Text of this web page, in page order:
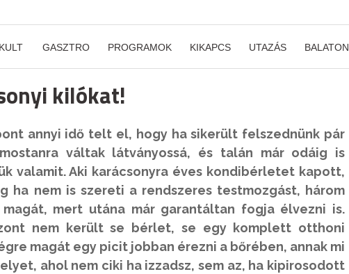
KULT GASZTRO PROGRAMOK KIKAPCS UTAZÁS BALATON
kilókat!
annyi idő telt el, hogy ha sikerült felszednünk pár
váltak látványossá, és talán már odáig is
valamit. Aki karácsonyra éves kondibérletet kapott,
ha nem is szereti a rendszeres testmozgást, három
magát, mert utána már garantáltan fogja élvezni is.
nem került se bérlet, se egy komplett otthoni
magát egy picit jobban érezni a bőrében, annak mi
ahol nem ciki ha izzadsz, sem az, ha kipirosodott